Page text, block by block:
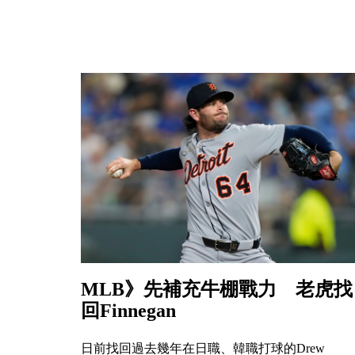
MLB》先補充牛棚戰力 老虎找
回Finnegan
日前找回過去幾年在日職、韓職打球的Drew